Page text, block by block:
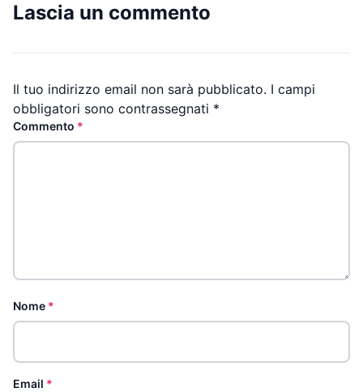
Lascia un commento
Il tuo indirizzo email non sarà pubblicato. I campi
obbligatori sono contrassegnati *
Commento *
Nome *
Email *